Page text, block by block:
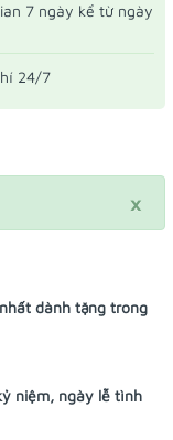
7 ngày kể từ ngày
24/7
×
dành tặng trong
niệm, ngày lễ tình